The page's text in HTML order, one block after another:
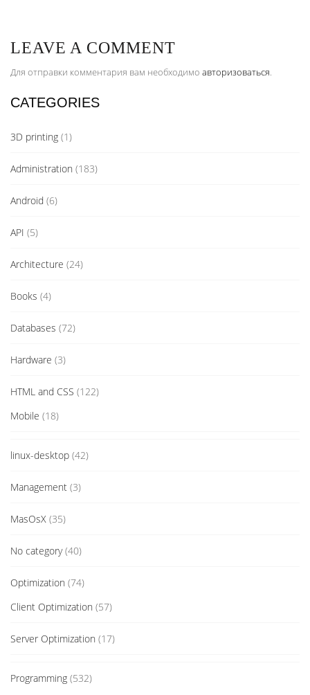
LEAVE A COMMENT
Для отправки комментария вам необходимо авторизоваться.
CATEGORIES
3D printing (1)
Administration (183)
Android (6)
API (5)
Architecture (24)
Books (4)
Databases (72)
Hardware (3)
HTML and CSS (122)
Mobile (18)
linux-desktop (42)
Management (3)
MasOsX (35)
No category(40)
Optimization (74)
Client Optimization (57)
Server Optimization (17)
Programming (532)